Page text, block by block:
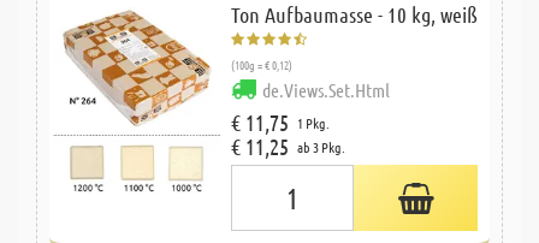
Ton Aufbaumasse - 10 kg, weiß
(100g = € 0,12)
de.Views.Set.Html
€ 11,75 1 Pkg.
€ 11,25 ab 3 Pkg.